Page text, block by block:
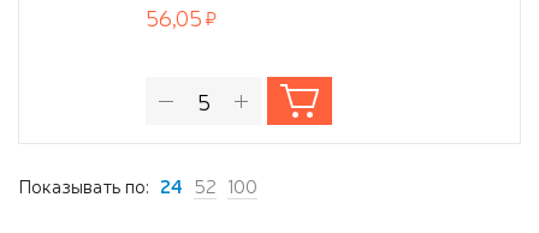
56,05
Показывать по: 24 52 100